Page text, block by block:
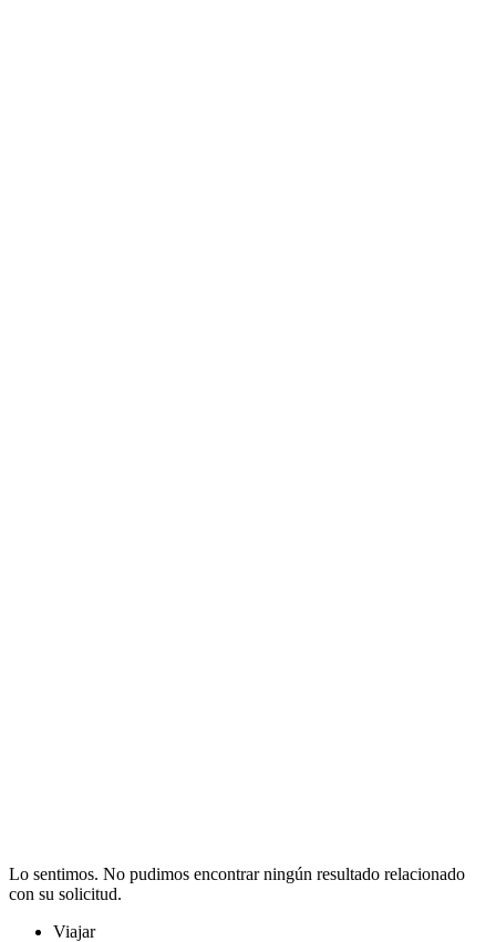
Lo sentimos. No pudimos encontrar ningún resultado relacionado
con su solicitud.
Viajar